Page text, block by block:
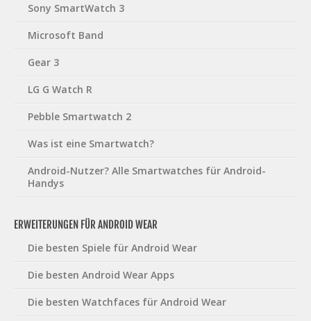
Sony SmartWatch 3
Microsoft Band
Gear 3
LG G Watch R
Pebble Smartwatch 2
Was ist eine Smartwatch?
Android-Nutzer? Alle Smartwatches für Android-
Handys
ERWEITERUNGEN FÜR ANDROID WEAR
Die besten Spiele für Android Wear
Die besten Android Wear Apps
Die besten Watchfaces für Android Wear